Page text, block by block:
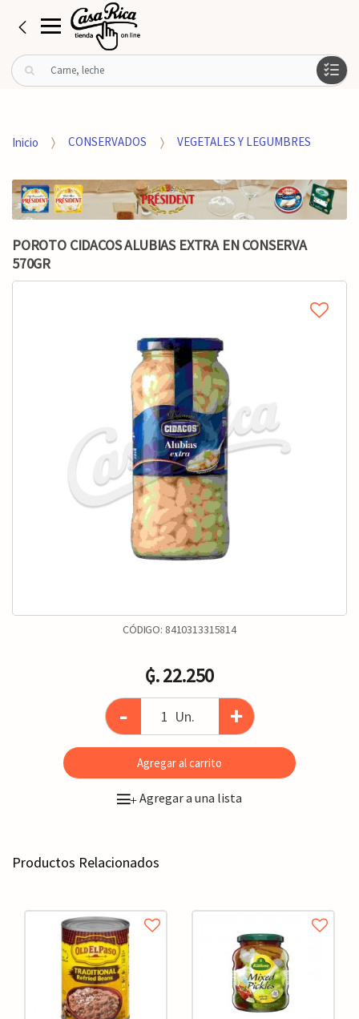
B
u
r
o
r
:
Inicio CONSERVADOS VEGETALES Y LEGUMBRES
POROTO CIDACOS ALUBIAS EXTRA EN CONSERVA
570GR
CÓDIGO: 8410313315814
₲. 22.250
- Un. +
Agregar al carrito
+Agregar a una lista
Productos Relacionados